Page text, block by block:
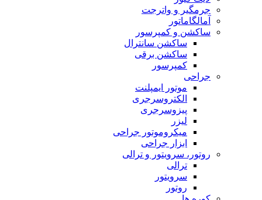
جرمگیر و واترجت
آمالگاماتور
ساکشن و کمپرسور
ساکشن سانترال
ساکشن برقی
کمپرسور
جراحی
موتور ایمپلنت
الکتروسرجری
پیزوسرجری
لیزر
میکروموتور جراحی
ابزار جراحی
روتور، سرویتور و ترالی
ترالی
سرویتور
روتور